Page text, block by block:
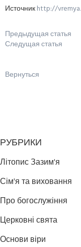
Источникhttp://
Предыдущая статья
Следущая статья
Вернуться
РУБРИКИ
Літопис Зазим'я
Сім'я та виховання
Про богослужіння
Церковні свята
Основи віри